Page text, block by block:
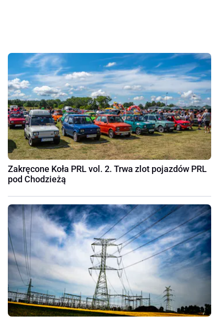
Zakręcone Koła PRL vol. 2. Trwa zlot pojazdów PRL
pod Chodzieżą